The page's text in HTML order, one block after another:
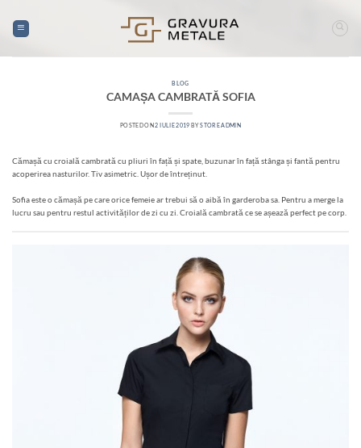
content
BLOG
CAMAȘA CAMBRATĂ SOFIA
POSTED ON2 IULIE 2019 BYSTORE ADMIN
Cămașă cu croială cambrată cu pliuri în față și spate, buzunar în față stânga și fantă pentru
acoperirea nasturilor. Tiv asimetric. Ușor de întreținut.
Sofia este o cămașă pe care orice femeie ar trebui să o aibă în garderoba sa. Pentru a merge la
lucru sau pentru restul activităților de zi cu zi. Croială cambrată ce se așează perfect pe corp.